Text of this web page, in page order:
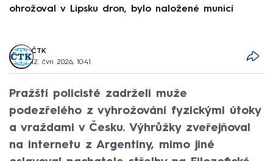
ohrožoval v Lipsku dron, bylo naložené municí
ČTK
12. čvn 2026, 10:41
Pražští policisté zadrželi muže
podezřelého z vyhrožování fyzickými útoky
a vraždami v Česku. Výhrůžky zveřejňoval
na internetu z Argentiny, mimo jiné